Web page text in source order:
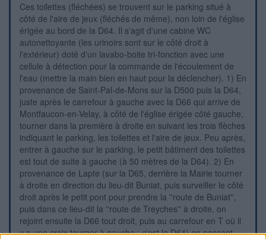
Ces toilettes (fléchées) se trouvent sur le parking situé à
côté de l'aire de jeux (fléchés de même), non loin de l'église
érigée au bord de la D64. Il s'agit d'une cabine WC
autonettoyante (les urinoirs sont sur le côté droit à
l'extérieur) doté d'un lavabo-boite tri-fonction avec une
cellule à détection pour la commande de l'écoulement de
l'eau (mettre la main bien en haut pour la déclencher). 1) En
provenance de Saint-Pal-de-Mons sur la D500 puis la D64,
juste après le carrefour à gauche avec la D66 qui arrive de
Montfaucon-en-Velay, à côté de l'église érigée côté gauche,
tourner dans la première à droite en suivant les trois flèches
indiquant le parking, les toilettes et l'aire de jeux. Peu après,
entrer à gauche sur le parking, le petit bâtiment des toilettes
est tout de suite à gauche (à 50 mètres de la D64). 2) En
provenance de Lapte (sur la D65, derrière la Mairie tourner
à droite en direction du lieu-dit Buniat, puis surveiller le côté
droit après le petit pont pour prendre la ''route de Buniat'',
puis dans ce lieu-dit la ''route de Treyches'' à droite, on
rejoint ensuite la D66 tout droit, puis au carrefour en T où il
y a une croix tourner à gauche : c'est la D64) en passant